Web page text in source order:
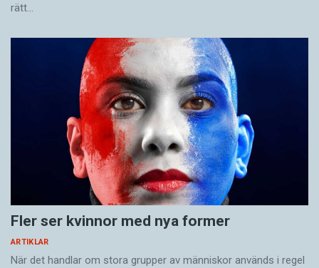
rätt…
Fler ser kvinnor med nya former
ARTIKLAR
När det handlar om stora grupper av människor används i regel